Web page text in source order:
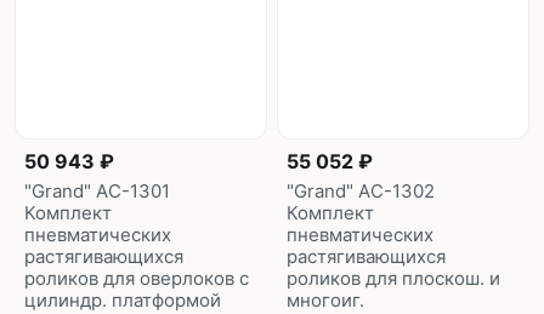
50 943 ₽
"Grand" AС-1301
Комплект
пневматических
растягивающихся
роликов для оверлоков с
цилиндр. платформой
55 052 ₽
"Grand" AС-1302
Комплект
пневматических
растягивающихся
роликов для плоскош. и
многоиг.